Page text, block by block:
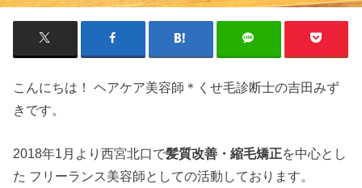
こんにちは！ ヘアケア美容師＊くせ毛診断士の吉田みず
きです。
2018年1月より西宮北口で髪質改善・縮毛矯正を中心とし
た フリーランス美容師としての活動しております。